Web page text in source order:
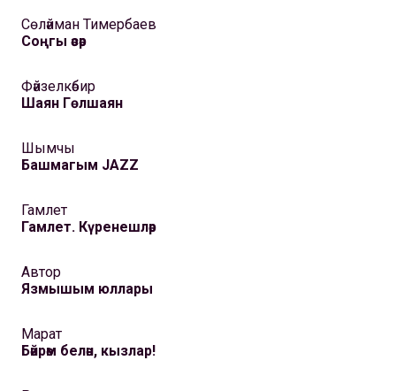
Сөләйман Тимербаев
Соңгы әсәр
Фәйзелкәбир
Шаян Гөлшаян
Шымчы
Башмагым JAZZ
Гамлет
Гамлет. Күренешләр
Автор
Язмышым юллары
Марат
Бәйрәм белән, кызлар!